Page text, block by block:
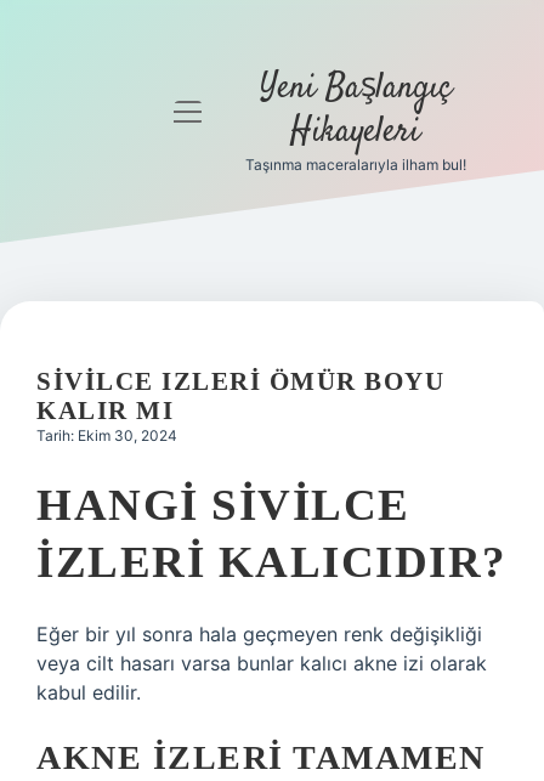
Gizlilik
Hakkımızda
menüyü
Yeni Başlangıç
Hikayeleri
Taşınma maceralarıyla ilham bul!
SIVILCE IZLERI ÖMÜR BOYU
KALIR MI
Tarih: Ekim 30, 2024
HANGI SIVILCE
IZLERI KALICIDIR?
Eğer bir yıl sonra hala geçmeyen renk değişikliği
veya cilt hasarı varsa bunlar kalıcı akne izi olarak
kabul edilir.
AKNE IZLERI TAMAMEN